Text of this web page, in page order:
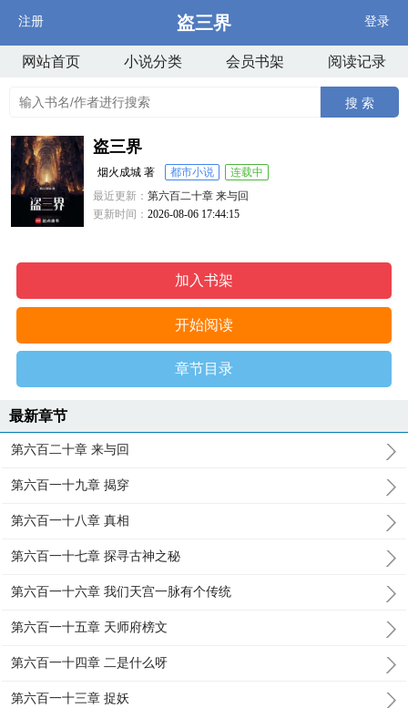
注册 盗三界 登录
网站首页 小说分类 会员书架 阅读记录
搜 索
盗三界
烟火成城 著 都市小说
连载中
最近更新：第六百二十章 来与回
更新时间：2026-08-06 17:44:15
加入书架
开始阅读
章节目录
最新章节
第六百二十章 来与回
第六百一十九章 揭穿
第六百一十八章 真相
第六百一十七章 探寻古神之秘
第六百一十六章 我们天宫一脉有个传统
第六百一十五章 天师府榜文
第六百一十四章 二是什么呀
第六百一十三章 捉妖